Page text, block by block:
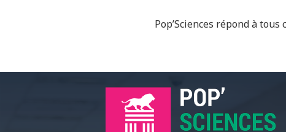
Pop’Sciences répond à